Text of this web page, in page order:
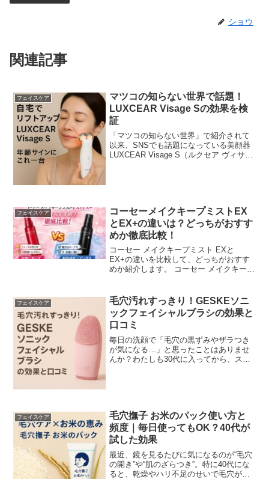
ショウ
関連記事
フェイスケア
マツコの知らない世界で話題！
LUXCEAR Visage Sの効果を検
証
「マツコの知らない世界」で紹介されて
以来、SNSでも話題になっている美顔器
LUXCEAR Visage S（ルクセア ヴィサー
フェイスケア
コーセーメイクキープミストEX
とEX+の違いは？どっちがおすす
めか徹底比較！
コーセー メイクキープミスト EXと
EX+の違いを比較して、どっちがおすす
めか紹介します。 コーセー メイクキープ
よね。コーセー メイクキープミスト EX
とEX+...
フェイスケア
毛穴汚れすっきり！GESKEソニ
ックフェイシャルブラシの効果と
口コミ
毎日の洗顔で「毛穴の黒ずみやザラつき
が気になる…」と思ったことはありませ
んか？わたしも30代に入ってから、スキ
フェイスケア
毛穴撫子 お米のパック使い方と
頻度｜毎日使ってもOK？40代が
試した効果
最近、鏡を見るたびに気になるのが“毛穴
の開き”や“肌のざらつき”。特に40代にな
ると、乾燥やハリ不足のせいで毛穴が前